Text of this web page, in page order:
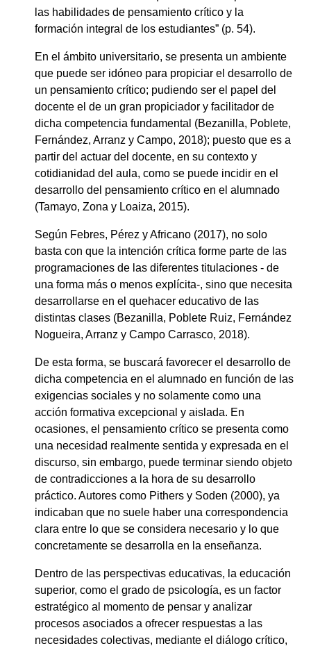
las habilidades de pensamiento crítico y la
formación integral de los estudiantes” (p. 54).
En el ámbito universitario, se presenta un ambiente
que puede ser idóneo para propiciar el desarrollo de
un pensamiento crítico; pudiendo ser el papel del
docente el de un gran propiciador y facilitador de
dicha competencia fundamental (Bezanilla, Poblete,
Fernández, Arranz y Campo, 2018); puesto que es a
partir del actuar del docente, en su contexto y
cotidianidad del aula, como se puede incidir en el
desarrollo del pensamiento crítico en el alumnado
(Tamayo, Zona y Loaiza, 2015).
Según Febres, Pérez y Africano (2017), no solo
basta con que la intención crítica forme parte de las
programaciones de las diferentes titulaciones - de
una forma más o menos explícita-, sino que necesita
desarrollarse en el quehacer educativo de las
distintas clases (Bezanilla, Poblete Ruiz, Fernández
Nogueira, Arranz y Campo Carrasco, 2018).
De esta forma, se buscará favorecer el desarrollo de
dicha competencia en el alumnado en función de las
exigencias sociales y no solamente como una
acción formativa excepcional y aislada. En
ocasiones, el pensamiento crítico se presenta como
una necesidad realmente sentida y expresada en el
discurso, sin embargo, puede terminar siendo objeto
de contradicciones a la hora de su desarrollo
práctico. Autores como Pithers y Soden (2000), ya
indicaban que no suele haber una correspondencia
clara entre lo que se considera necesario y lo que
concretamente se desarrolla en la enseñanza.
Dentro de las perspectivas educativas, la educación
superior, como el grado de psicología, es un factor
estratégico al momento de pensar y analizar
procesos asociados a ofrecer respuestas a las
necesidades colectivas, mediante el diálogo crítico,